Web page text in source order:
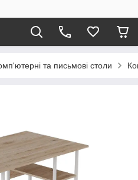
та письмові столи